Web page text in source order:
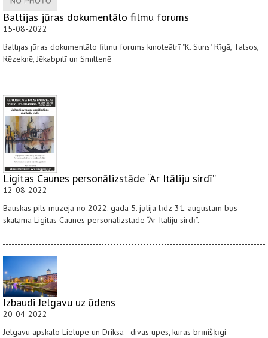
Baltijas jūras dokumentālo filmu forums
15-08-2022
Baltijas jūras dokumentālo filmu forums kinoteātrī "K. Suns" Rīgā, Talsos,
Rēzeknē, Jēkabpilī un Smiltenē
Ligitas Caunes personālizstāde “Ar Itāliju sirdī”
12-08-2022
Bauskas pils muzejā no 2022. gada 5. jūlija līdz 31. augustam būs
skatāma Ligitas Caunes personālizstāde “Ar Itāliju sirdī”.
Izbaudi Jelgavu uz ūdens
20-04-2022
Jelgavu apskalo Lielupe un Driksa - divas upes, kuras brīnišķīgi